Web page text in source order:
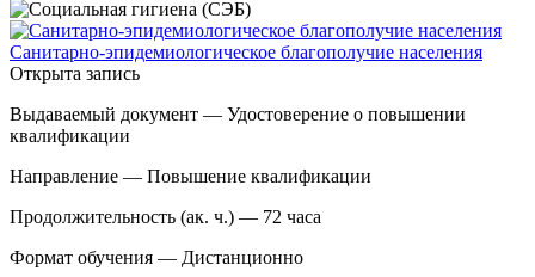
Санитарно-эпидемиологическое благополучие населения
Открыта запись
Выдаваемый документ — Удостоверение о повышении
квалификации
Направление — Повышение квалификации
Продолжительность (ак. ч.) — 72 часа
Формат обучения — Дистанционно